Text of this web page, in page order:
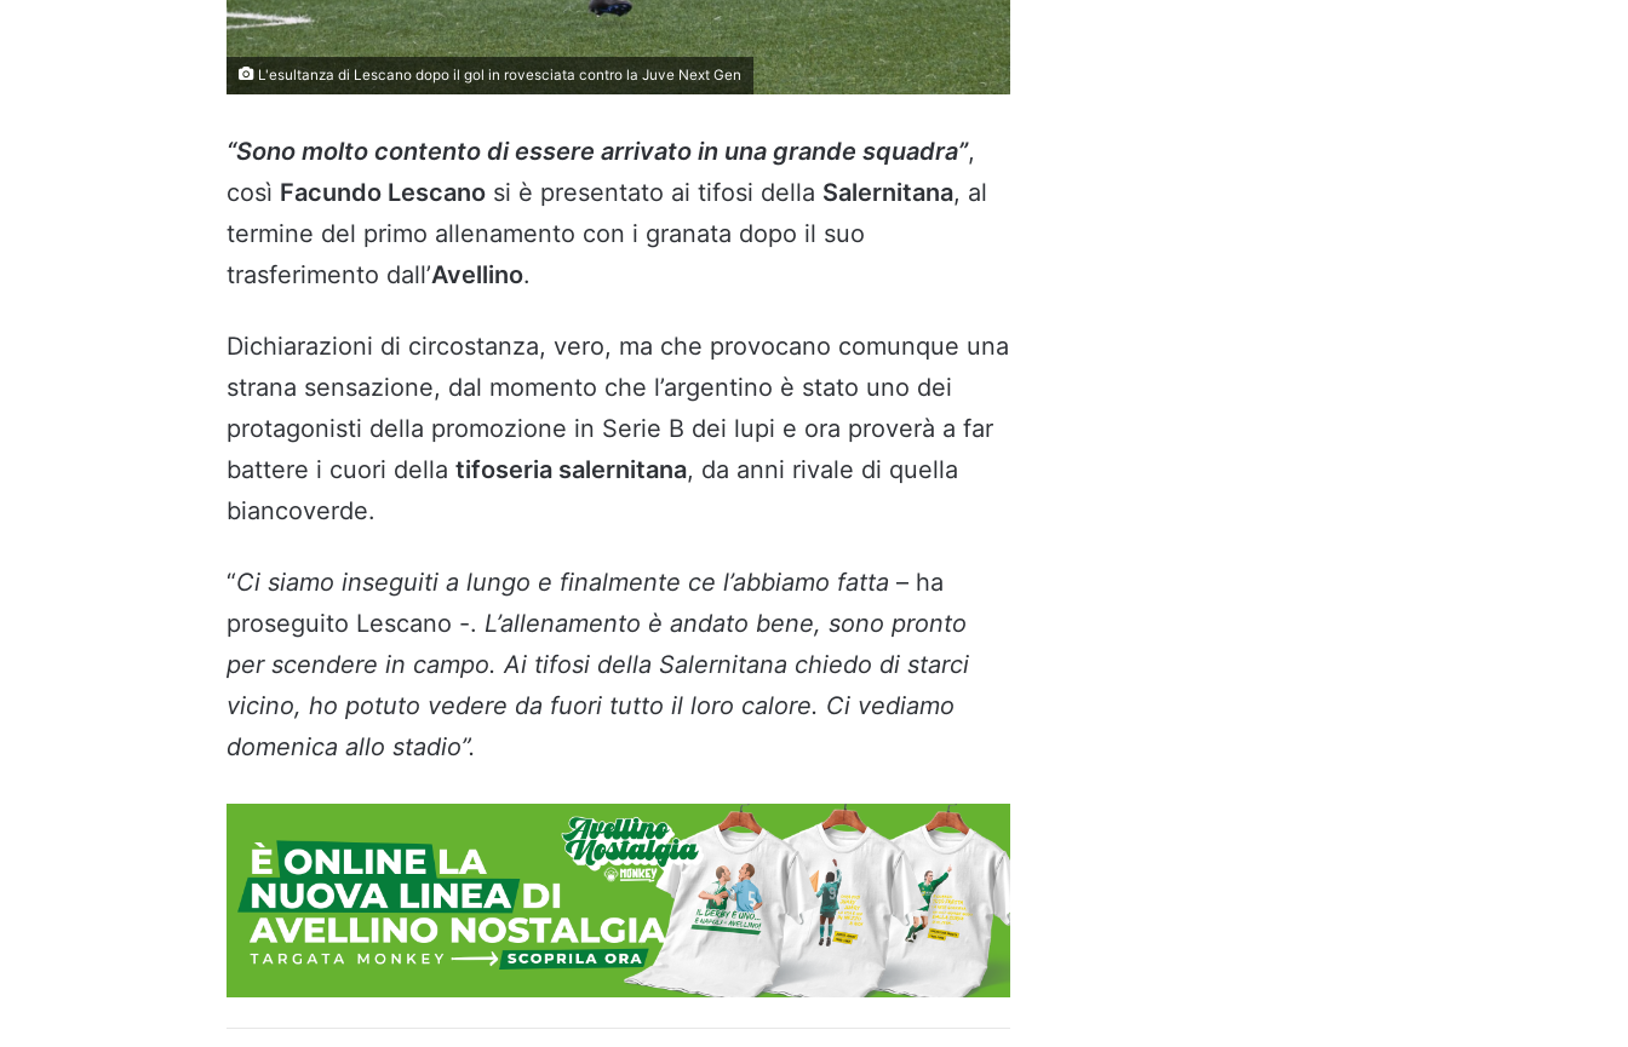
L'esultanza di Lescano dopo il gol in rovesciata contro la Juve Next Gen
“Sono molto contento di essere arrivato in una grande squadra”,
così Facundo Lescano si è presentato ai tifosi della Salernitana, al
termine del primo allenamento con i granata dopo il suo
trasferimento dall’Avellino.
Dichiarazioni di circostanza, vero, ma che provocano comunque una
strana sensazione, dal momento che l’argentino è stato uno dei
protagonisti della promozione in Serie B dei lupi e ora proverà a far
battere i cuori della tifoseria salernitana, da anni rivale di quella
biancoverde.
“Ci siamo inseguiti a lungo e finalmente ce l’abbiamo fatta – ha
proseguito Lescano -. L’allenamento è andato bene, sono pronto
per scendere in campo. Ai tifosi della Salernitana chiedo di starci
vicino, ho potuto vedere da fuori tutto il loro calore. Ci vediamo
domenica allo stadio”.